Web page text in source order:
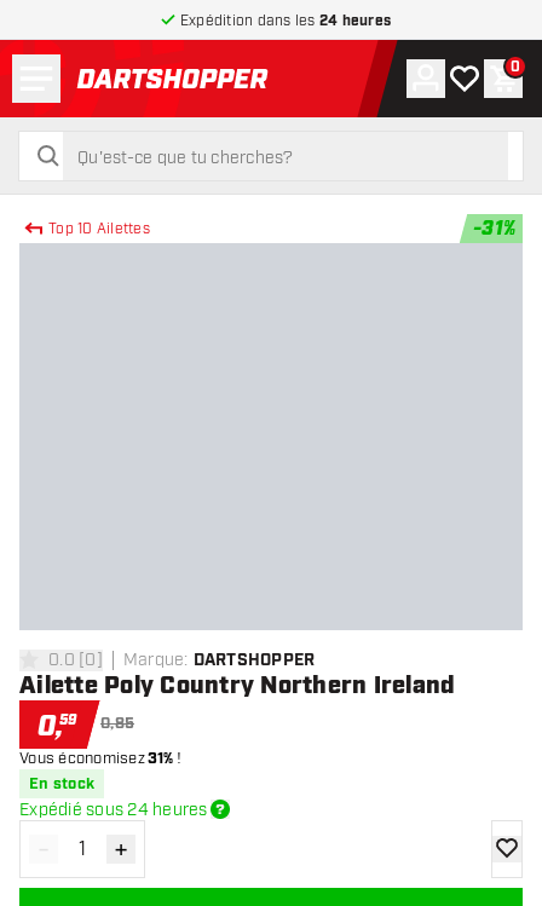
Expédition dans les 24 heures
retour à la page d’accueil
rechercher
rechercher
Compte
Ma liste0
Top 10 Ailettes -31%
0 étoiles de notation
0.0 [0] Marque: DARTSHOPPER
Ailette Poly Country Northern Ireland
0,59 0,85
Vous économisez31% !
En stock
Expédié sous 24 heures
Diminuer la quantité
- Augmenter la quantité
+